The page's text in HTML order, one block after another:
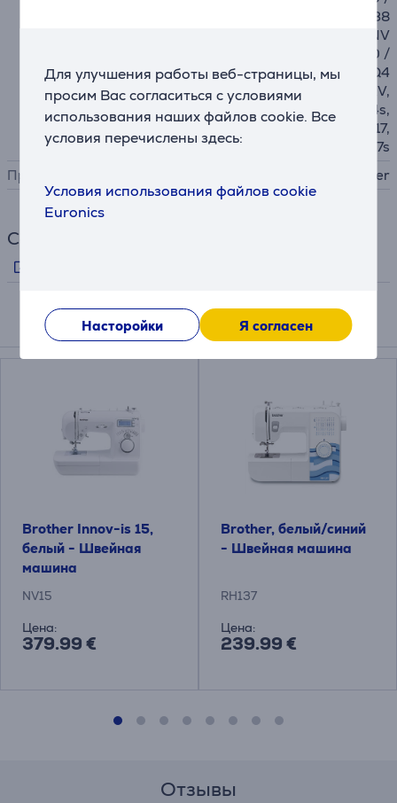
Для улучшения работы веб-страницы, мы
просим Вас согласиться с условиями
использования наших файлов cookie. Все
условия перечислены здесь:
Условия использования файлов cookie
Euronics
Насторойки Я согласен
F580 / I / Ie / M280D / M38
0D / NV1100 / NV1300 / NV
2600 / NV2700 / QC-1000 /
V5 / V5LE / V7 / VQ2 / VQ4
/ XJ1 / XJ2 / XP1 / XP3 / XV,
J14, J14s, J17, J17s, KD144s,
KE14s, RH127, RH137, RL417,
RL425, X14, X14s, X17, X17s
Производитель
Brother
Ссылки
Подходящие товары
Brother Innov-is 15,
белый - Швейная
машина
NV15
Цена:
379.99 €
Brother, белый/синий
- Швейная машина
RH137
Цена:
239.99 €
Отзывы